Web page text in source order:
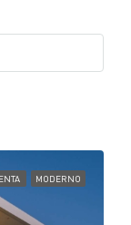
MODERNO